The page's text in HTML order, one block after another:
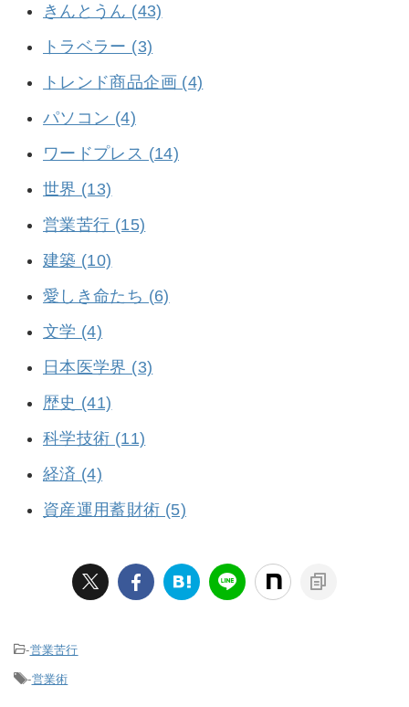
きんとうん (43)
トラベラー (3)
トレンド商品企画 (4)
パソコン (4)
ワードプレス (14)
世界 (13)
営業苦行 (15)
建築 (10)
愛しき命たち (6)
文学 (4)
日本医学界 (3)
歴史 (41)
科学技術 (11)
経済 (4)
資産運用蓄財術 (5)
-営業苦行
-営業術